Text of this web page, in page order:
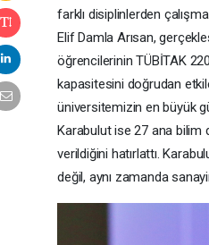
farklı disiplinlerden
Elif Damla Arısan,
öğrencilerinin TÜBİTAK
kapasitesini doğrudan
üniversitemizin en büyük
Karabulut ise 27 ana bilim
verildiğini hatırlattı.
değil, aynı zamanda